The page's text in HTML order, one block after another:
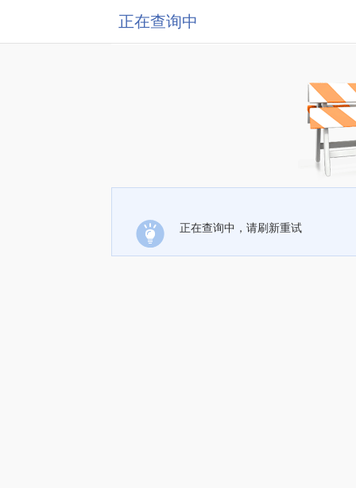
正在查询中
正在查询中，请刷新重试